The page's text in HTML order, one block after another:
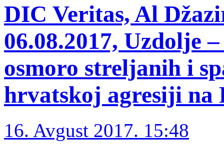
DIC Veritas, Al
06.08.2017, Uzdolje
osmoro streljanih i
hrvatskoj agresiji na
16. Avgust 2017. 15:48